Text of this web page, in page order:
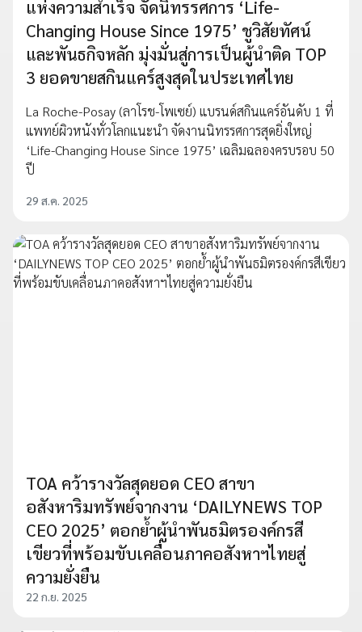
แห่งความสำเร็จ จัดนิทรรศการ ‘Life-
Changing House Since 1975’ ชูวิสัยทัศน์
และพันธกิจหลัก มุ่งมั่นสู่การเป็นผู้นำติด TOP
3 ยอดขายสกินแคร์สูงสุดในประเทศไทย
La Roche-Posay (ลาโรช-โพเซย์) แบรนด์สกินแคร์อันดับ 1 ที่
แพทย์ผิวหนังทั่วโลกแนะนำ จัดงานนิทรรศการสุดยิ่งใหญ่
‘Life-Changing House Since 1975’ เฉลิมฉลองครบรอบ 50
ปี
29 ส.ค. 2025
TOA คว้ารางวัลสุดยอด CEO สาขา
อสังหาริมทรัพย์จากงาน ‘DAILYNEWS TOP
CEO 2025’ ตอกย้ำผู้นำพันธมิตรองค์กรสี
เขียวที่พร้อมขับเคลื่อนภาคอสังหาฯไทยสู่
ความยั่งยืน
22 ก.ย. 2025